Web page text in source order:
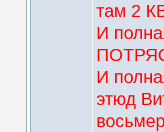
там 2
И
И
этюд